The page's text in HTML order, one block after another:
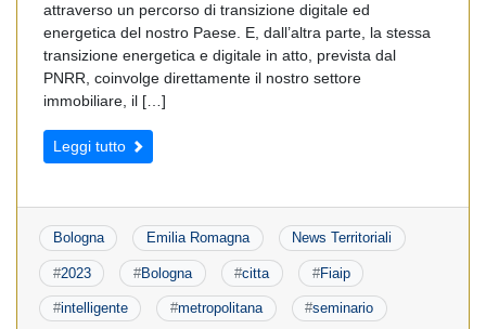
attraverso un percorso di transizione digitale ed
energetica del nostro Paese. E, dall’altra parte, la stessa
transizione energetica e digitale in atto, prevista dal
PNRR, coinvolge direttamente il nostro settore
immobiliare, il […]
Leggi tutto
Bologna Emilia Romagna News Territoriali
#2023 #Bologna #citta #Fiaip
#intelligente #metropolitana #seminario